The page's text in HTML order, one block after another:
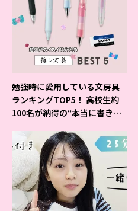
勉強時に愛用している文房具
ランキングTOP5！ 高校生約
100名が納得の“本当に書きや